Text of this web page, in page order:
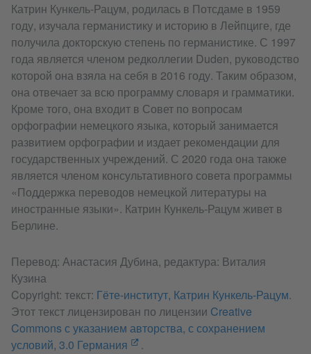
Катрин Кункель-Рацум, родилась в Потсдаме в 1959
году, изучала германистику и историю в Лейпциге, где
получила докторскую степень по германистике. С 1997
года является членом редколлегии Duden, руководство
которой она взяла на себя в 2016 году. Таким образом,
она отвечает за всю программу словаря и грамматики.
Кроме того, она входит в Совет по вопросам
орфографии немецкого языка, который занимается
развитием орфографии и издает рекомендации для
государственных учреждений. С 2020 года она также
является членом консультативного совета программы
«Поддержка переводов немецкой литературы на
иностранные языки». Катрин Кункель-Рацум живет в
Берлине.
Перевод: Анастасия Дубина, редактура: Виталия
Кузина
Copyright: текст: Гёте-институт, Катрин Кункель-Рацум.
Этот текст лицензирован по лицензии Creative
Commons с указанием авторства, с сохранением
условий, 3.0 Германия
.